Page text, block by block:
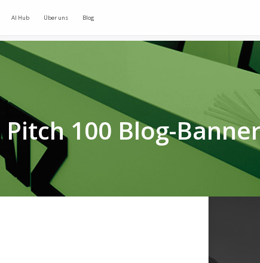
AI Hub Über uns Blog
100 Blog-